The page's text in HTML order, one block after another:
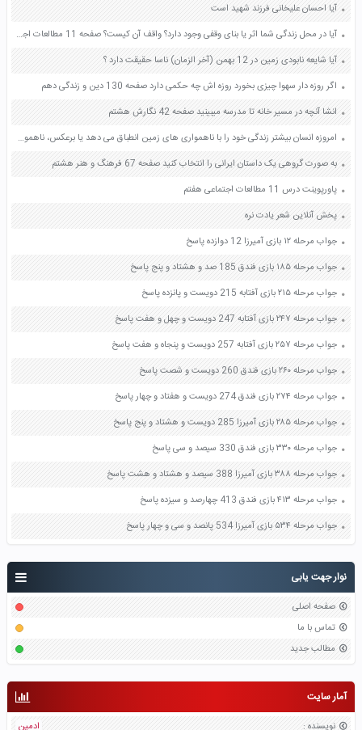
نوار جهت یابی
صفحه اصلی
تماس با ما
مطالب جدید
آمار سایت
نویسنده : ادمین
آیا احسان علیخانی فرزند شهید است
آیا در محل زندگی شما اثر یا بنای وقفی وجود دارد؟ واقف آن کیست؟ صفحه 11 مطالعات اجتماعی هشتم
آیا شایعه نابودی زمین در 12 بهمن (آخر الزمان) ناسا حقیقت دارد ؟
اگر روزه دار سهوا چیزی بخورد روزه اش چه حکمی دارد صفحه 130 دین و زندگی دهم
انشا آنچه در مسیر خانه تا مدرسه میبینید صفحه 42 نگارش هشتم
امروزه انسان بیشتر زندگی خود را با ناهمواری های زمین انطباق می دهد یا برعکس، ناهمواری ها را برای مقاصد خود تغییر می دهد یا هر دو؟ میزان دستکاری و دخالت انسان درمحیط های طبیعی نسبت به گذشته بیشتر شده است یا کمتر؟ چرا؟ صفحه 20 مطالعات اجتماعی نهم
به صورت گروهی یک داستان ایرانی را انتخاب کنید صفحه 67 فرهنگ و هنر هشتم
پاورپوینت درس 11 مطالعات اجتماعی هفتم
پخش آنلاین شعر یادت نره
جواب مرحله ۱۲ بازی آمیرزا 12 دوازده پاسخ
جواب مرحله ۱۸۵ بازی فندق 185 صد و هشتاد و پنج پاسخ
جواب مرحله ۲۱۵ بازی آفتابه 215 دویست و پانزده پاسخ
جواب مرحله ۲۴۷ بازی آفتابه 247 دویست و چهل و هفت پاسخ
جواب مرحله ۲۵۷ بازی آفتابه 257 دویست و پنجاه و هفت پاسخ
جواب مرحله ۲۶۰ بازی فندق 260 دویست و شصت پاسخ
جواب مرحله ۲۷۴ بازی فندق 274 دویست و هفتاد و چهار پاسخ
جواب مرحله ۲۸۵ بازی آمیرزا 285 دویست و هشتاد و پنج پاسخ
جواب مرحله ۳۳۰ بازی فندق 330 سیصد و سی پاسخ
جواب مرحله ۳۸۸ بازی آمیرزا 388 سیصد و هشتاد و هشت پاسخ
جواب مرحله ۴۱۳ بازی فندق 413 چهارصد و سیزده پاسخ
جواب مرحله ۵۳۴ بازی آمیرزا 534 پانصد و سی و چهار پاسخ